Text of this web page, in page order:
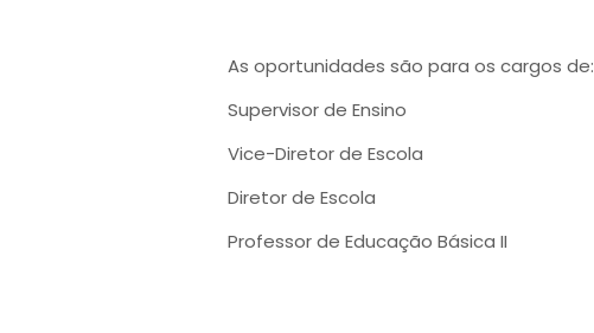
As oportunidades são para os cargos de:
Supervisor de Ensino
Vice-Diretor de Escola
Diretor de Escola
Professor de Educação Básica II